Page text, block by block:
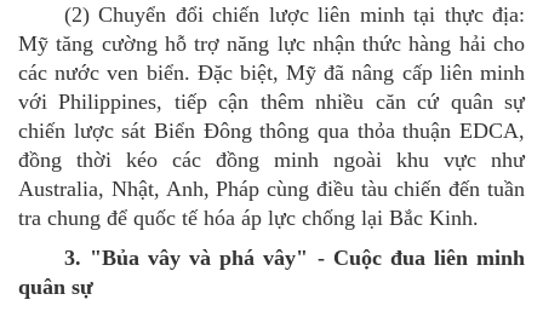
(2)Chuyển đổi chiến lược liên minh tại thực địa:
Mỹ tăng cường hỗ trợ năng lực nhận thức hàng hải cho
các nước ven biển. Đặc biệt, Mỹ đã nâng cấp liên minh
với Philippines, tiếp cận thêm nhiều căn cứ quân sự
chiến lược sát Biển Đông thông qua thỏa thuận EDCA,
đồng thời kéo các đồng minh ngoài khu vực như
Australia, Nhật, Anh, Pháp cùng điều tàu chiến đến tuần
tra chung để quốc tế hóa áp lực chống lại Bắc Kinh.
3. "Bủa vây và phá vây" - Cuộc đua liên minh
quân sự